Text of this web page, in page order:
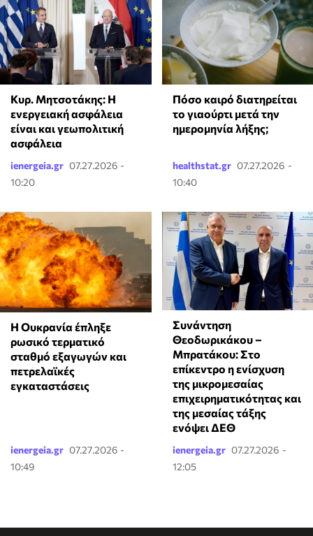
Κυρ. Μητσοτάκης: Η
ενεργειακή ασφάλεια
είναι και γεωπολιτική
ασφάλεια
ienergeia.gr 07.27.2026 -
10:20
Πόσο καιρό διατηρείται
το γιαούρτι μετά την
ημερομηνία λήξης;
healthstat.gr 07.27.2026 -
10:40
Η Ουκρανία έπληξε
ρωσικό τερματικό
σταθμό εξαγωγών και
πετρελαϊκές
εγκαταστάσεις
ienergeia.gr 07.27.2026 -
10:49
Συνάντηση
Θεοδωρικάκου –
Μπρατάκου: Στο
επίκεντρο η ενίσχυση
της μικρομεσαίας
επιχειρηματικότητας και
της μεσαίας τάξης
ενόψει ΔΕΘ
ienergeia.gr 07.27.2026 -
12:05